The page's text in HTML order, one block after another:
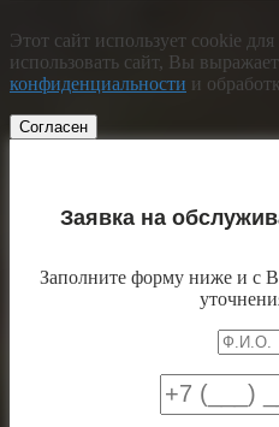
Этот сайт использует cookie
использовать сайт, Вы
конфиденциальности и
Согласен
Заявка на
Заполните форму ниже и с